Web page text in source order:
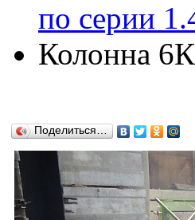
по серии
Колонна
Поделиться…